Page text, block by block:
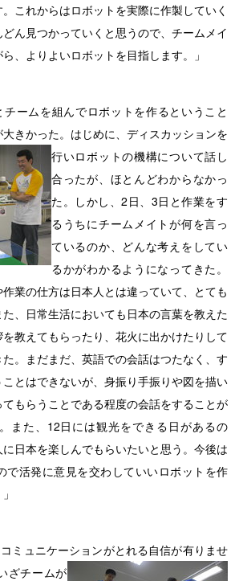
これからはロボットを実際に作製していく
ん見つかっていくと思うので、チームメイ
、よりよいロボットを目指します。」
チームを組んでロボットを作るということ
きかった。 はじめに、ディスカッションを
行いロボットの機構について話し
合ったが、ほとんどわからなかっ
た。しかし、2日、3日と作業をす
るうちにチームメイトが何を言っ
ているのか、どんな考えをしてい
るかがわかるようになってきた。
業の仕方は日本人とは違っていて、とても
、日常生活においても日本の言葉を教えた
教えてもらったり、花火に出かけたりして
。まだまだ、英語での会話はつたなく、す
とはできないが、身振り手振りや図を描い
もらうことである程度の会話をすることが
また、12日には観光をできる日があるの
日本を楽しんでもらいたいと思う。今後は
で活発に意見を交わしていいロボットを作
コミュニケーションがとれる自信が有りませ
ざチームが